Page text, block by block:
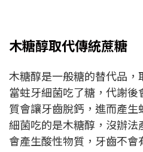
木糖醇取代傳統蔗糖
木糖醇是一般糖的替代品，
當蛀牙細菌吃了糖，代謝
質會讓牙齒脫鈣，進而產
細菌吃的是木糖醇，沒辦
會產生酸性物質，牙齒不